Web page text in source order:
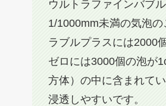
ウルトラファインバブル
1/1000mm未満の気泡の
ラブルプラスには2000
ゼロには3000個の泡が
方体）の中に含まれて
浸透しやすいです。